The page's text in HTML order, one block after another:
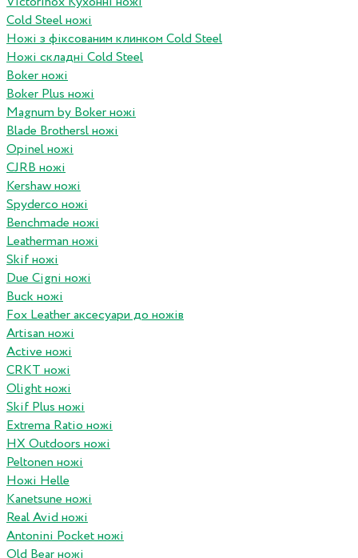
Cold Steel ножі
Ножі з фіксованим клинком Cold Steel
Ножі складні Cold Steel
Boker ножі
Boker Plus ножі
Magnum by Boker ножі
Blade Brothersl ножі
Opinel ножі
CJRB ножі
Kershaw ножі
Spyderco ножі
Benchmade ножі
Leatherman ножі
Skif ножі
Due Cigni ножі
Buck ножі
Fox Leather аксесуари до ножів
Artisan ножі
Active ножі
CRKT ножі
Olight ножі
Skif Plus ножі
Extrema Ratio ножі
HX Outdoors ножі
Peltonen ножі
Ножі Helle
Kanetsune ножі
Real Avid ножі
Antonini Pocket ножі